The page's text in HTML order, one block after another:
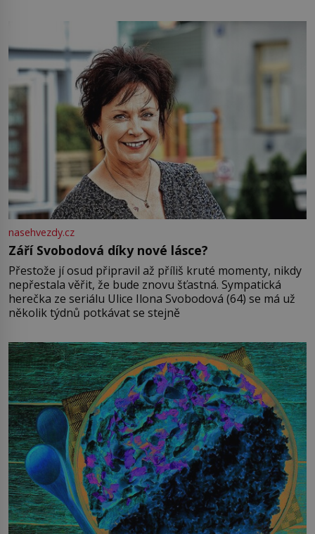
Jsme spolu moc rádi Tehdy byla jiná doba, když
nasehvezdy.cz
Září Svobodová díky nové lásce?
Přestože jí osud připravil až příliš kruté momenty, nikdy
nepřestala věřit, že bude znovu šťastná. Sympatická
herečka ze seriálu Ulice Ilona Svobodová (64) se má už
několik týdnů potkávat se stejně